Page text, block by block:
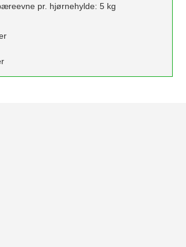
pr. hjørnehylde: 5 kg